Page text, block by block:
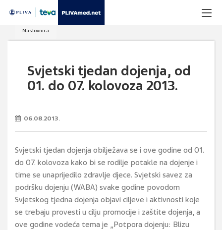
Naslovnica
Svjetski tjedan dojenja, od
01. do 07. kolovoza 2013.
06.08.2013.
Svjetski tjedan dojenja obilježava se i ove godine od 01.
do 07. kolovoza kako bi se rodilje potakle na dojenje i
time se unaprijedilo zdravlje djece. Svjetski savez za
podršku dojenju (WABA) svake godine povodom
Svjetskog tjedna dojenja objavi ciljeve i aktivnosti koje
se trebaju provesti u cilju promocije i zaštite dojenja, a
ove godine vodeća tema je „Potpora dojenju: Blizu